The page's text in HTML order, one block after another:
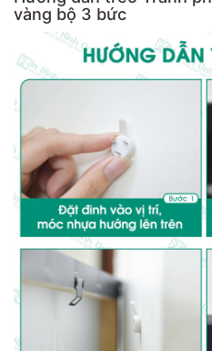
vàng bộ 3 bức